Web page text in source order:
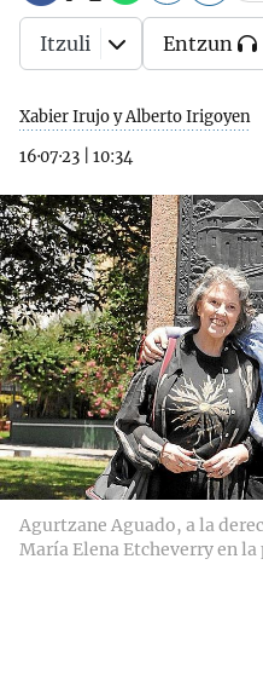
Xabier Irujo y Alberto Irigoyen
16·07·23
10:34
Itzuli Entzun
Agurtzane Aguado, a la
María Elena Etcheverry en